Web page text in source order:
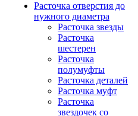
Расточка отверстия до
нужного диаметра
Расточка звезды
Расточка
шестерен
Расточка
полумуфты
Расточка деталей
Расточка муфт
Расточка
звездочек со